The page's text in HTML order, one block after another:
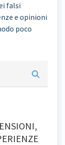
falsi
e opinioni
poco